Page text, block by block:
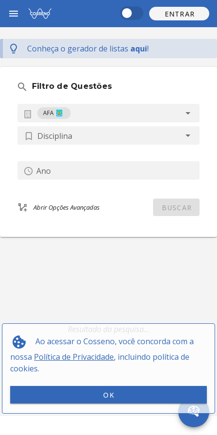
ENTRAR
Ao acessar o Cosseno, você concorda com a
nossa Política de Privacidade, incluindo política de
cookies.
OK
Conheça o gerador de listas aqui!
Filtro de Questões
AFA
Disciplina
Ano
Abrir Opções Avançadas BUSCAR
Resultado da pesquisa...